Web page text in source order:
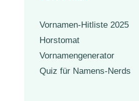
Vornamen-Hitliste 2025
Horstomat
Vornamengenerator
Quiz für Namens-Nerds